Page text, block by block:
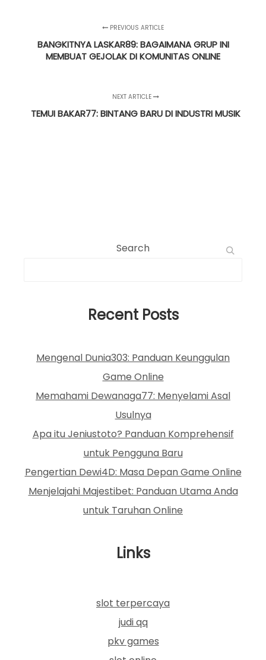
PREVIOUS ARTICLE
BANGKITNYA LASKAR89: BAGAIMANA GRUP INI
MEMBUAT GEJOLAK DI KOMUNITAS ONLINE
NEXT ARTICLE
TEMUI BAKAR77: BINTANG BARU DI INDUSTRI MUSIK
Search
Recent Posts
Mengenal Dunia303: Panduan Keunggulan
Game Online
Memahami Dewanaga77: Menyelami Asal
Usulnya
Apa itu Jeniustoto? Panduan Komprehensif
untuk Pengguna Baru
Pengertian Dewi4D: Masa Depan Game Online
Menjelajahi Majestibet: Panduan Utama Anda
untuk Taruhan Online
Links
slot terpercaya
judi qq
pkv games